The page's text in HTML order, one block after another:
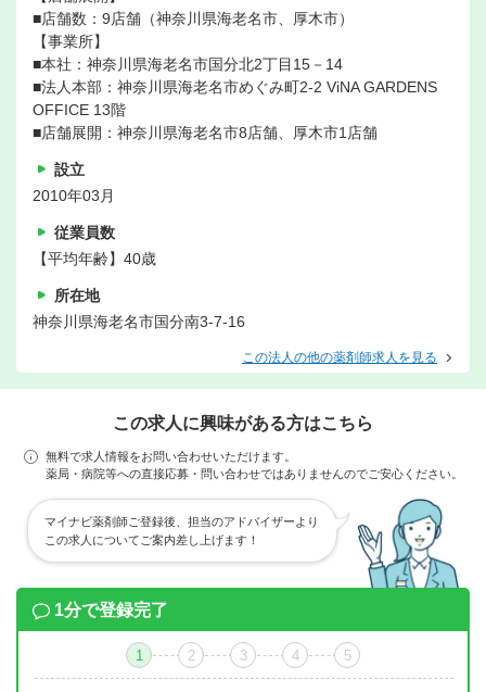
■店舗数：9店舗（神奈川県海老名市、厚木市）
【事業所】
■本社：神奈川県海老名市国分北2丁目15－14
■法人本部：神奈川県海老名市めぐみ町2-2 ViNA GARDENS
OFFICE 13階
■店舗展開：神奈川県海老名市8店舗、厚木市1店舗
設立
2010年03月
従業員数
【平均年齢】40歳
所在地
神奈川県海老名市国分南3-7-16
この法人の他の薬剤師求人を見る
この求人に興味がある方はこちら
無料で求人情報をお問い合わせいただけます。
薬局・病院等への直接応募・問い合わせではありませんのでご安心ください。
マイナビ薬剤師ご登録後、担当のアドバイザーより
この求人についてご案内差し上げます！
1分で登録完了
1 2 3 4 5